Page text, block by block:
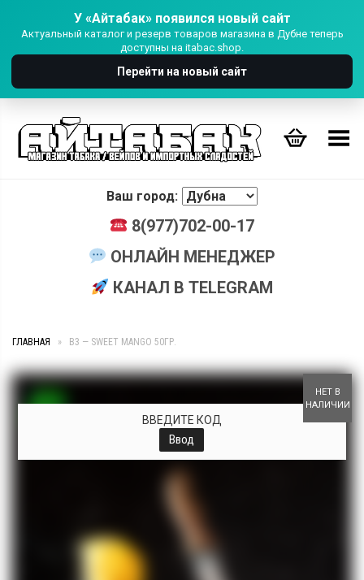
У «Айтабак» появился новый сайт
Актуальный каталог и резерв товаров магазина в Дубне теперь
доступны на itabac.shop.
Перейти на новый сайт
Переключить Меню
Ваш город:
8(977)702-00-17
ОНЛАЙН МЕНЕДЖЕР
КАНАЛ В TELEGRAM
ГЛАВНАЯ » B3 — SWEET MANGO 50ГР.
НЕТ В
НАЛИЧИИ
ВВЕДИТЕ КОД
Ввод
+